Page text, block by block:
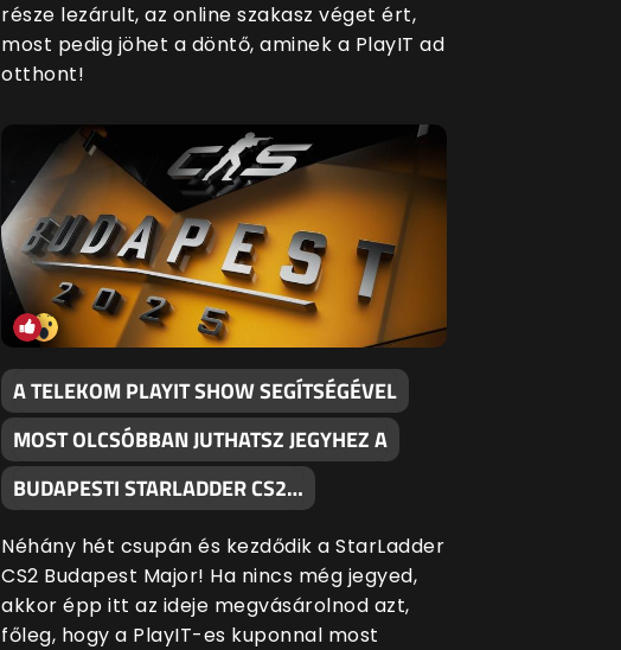
része lezárult, az online szakasz véget ért,
most pedig jöhet a döntő, aminek a PlayIT ad
otthont!
A TELEKOM PLAYIT SHOW SEGÍTSÉGÉVEL
MOST OLCSÓBBAN JUTHATSZ JEGYHEZ A
BUDAPESTI STARLADDER CS2…
Néhány hét csupán és kezdődik a StarLadder
CS2 Budapest Major! Ha nincs még jegyed,
akkor épp itt az ideje megvásárolnod azt,
főleg, hogy a PlayIT-es kuponnal most